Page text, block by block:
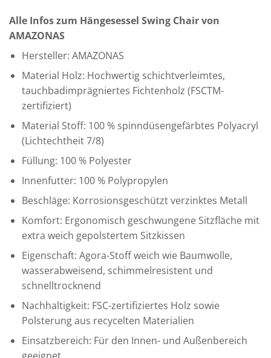
Alle Infos zum Hängesessel Swing Chair von
AMAZONAS
Hersteller: AMAZONAS
Material Holz: Hochwertig schichtverleimtes,
tauchbadimprägniertes Fichtenholz (FSCTM-
zertifiziert)
Material Stoff: 100 % spinndüsengefärbtes Polyacryl
(Lichtechtheit 7/8)
Füllung: 100 % Polyester
Innenfutter: 100 % Polypropylen
Beschläge: Korrosionsgeschützt verzinktes Metall
Komfort: Ergonomisch geschwungene Sitzfläche mit
extra weich gepolstertem Sitzkissen
Eigenschaft: Agora-Stoff weich wie Baumwolle,
wasserabweisend, schimmelresistent und
schnelltrocknend
Nachhaltigkeit: FSC-zertifiziertes Holz sowie
Polsterung aus recycelten Materialien
Einsatzbereich: Für den Innen- und Außenbereich
geeignet